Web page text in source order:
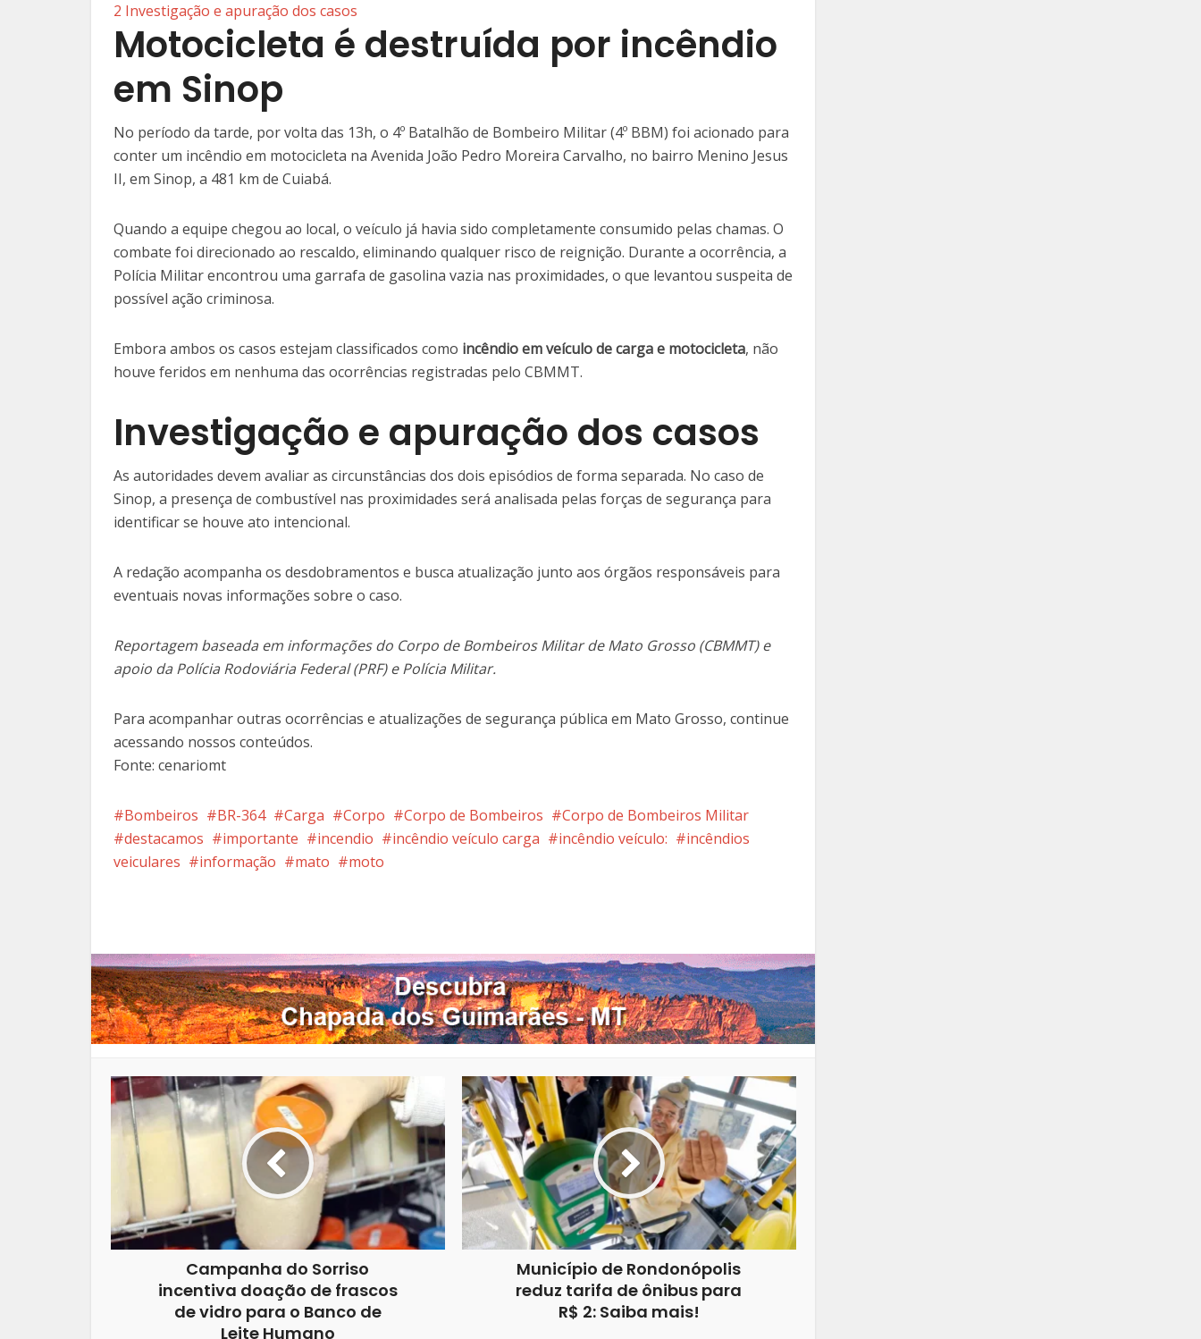
2 Investigação e apuração dos casos
Motocicleta é destruída por incêndio
em Sinop
No período da tarde, por volta das 13h, o 4º Batalhão de Bombeiro Militar (4º BBM) foi acionado para
conter um incêndio em motocicleta na Avenida João Pedro Moreira Carvalho, no bairro Menino Jesus
II, em Sinop, a 481 km de Cuiabá.
Quando a equipe chegou ao local, o veículo já havia sido completamente consumido pelas chamas. O
combate foi direcionado ao rescaldo, eliminando qualquer risco de reignição. Durante a ocorrência, a
Polícia Militar encontrou uma garrafa de gasolina vazia nas proximidades, o que levantou suspeita de
possível ação criminosa.
Embora ambos os casos estejam classificados como incêndio em veículo de carga e motocicleta, não
houve feridos em nenhuma das ocorrências registradas pelo CBMMT.
Investigação e apuração dos casos
As autoridades devem avaliar as circunstâncias dos dois episódios de forma separada. No caso de
Sinop, a presença de combustível nas proximidades será analisada pelas forças de segurança para
identificar se houve ato intencional.
A redação acompanha os desdobramentos e busca atualização junto aos órgãos responsáveis para
eventuais novas informações sobre o caso.
Reportagem baseada em informações do Corpo de Bombeiros Militar de Mato Grosso (CBMMT) e
apoio da Polícia Rodoviária Federal (PRF) e Polícia Militar.
Para acompanhar outras ocorrências e atualizações de segurança pública em Mato Grosso, continue
acessando nossos conteúdos.
Fonte: cenariomt
Bombeiros BR-364 Carga Corpo Corpo de Bombeiros
Corpo de Bombeiros Militar
destacamos
importante incendio incêndio veículo carga incêndio veículo:
incêndios
veiculares
informação mato moto
Campanha do Sorriso
incentiva doação de frascos
de vidro para o Banco de
Leite Humano
Município de Rondonópolis
reduz tarifa de ônibus para
R$ 2: Saiba mais!